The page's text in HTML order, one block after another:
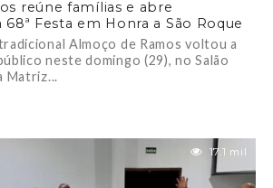
reúne famílias e abre
Festa em Honra a São Roque
Almoço de Ramos voltou a
neste domingo (29), no Salão
Matriz...
17.1 mil